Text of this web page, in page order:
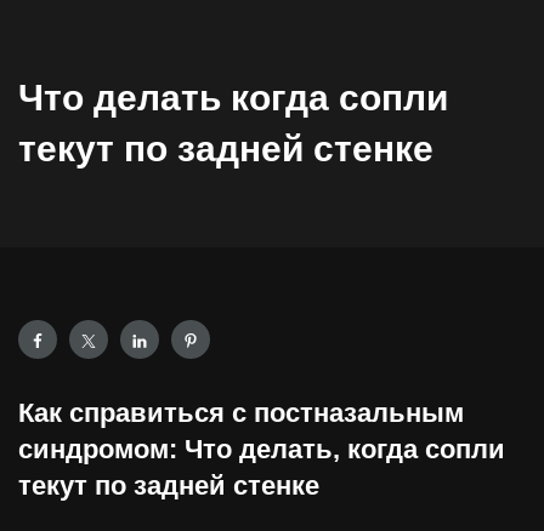
Что делать когда сопли
текут по задней стенке
Как справиться с постназальным
синдромом: Что делать, когда сопли
текут по задней стенке